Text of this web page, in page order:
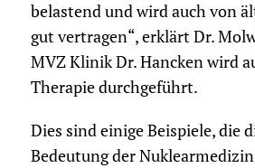
belastend und wird auch von
gut vertragen“, erklärt Dr.
MVZ Klinik Dr. Hancken wird
Therapie durchgeführt.
Dies sind einige Beispiele, die
Bedeutung der